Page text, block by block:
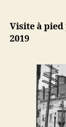
Visite à
2019